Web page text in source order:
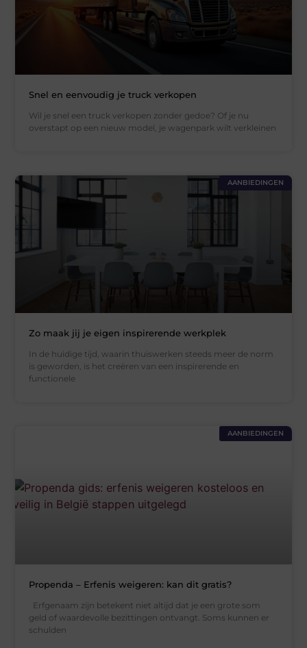
Snel en eenvoudig je truck verkopen
Wil je snel een truck verkopen zonder gedoe? Of je nu
overstapt op een nieuw model, je wagenpark wilt verkleinen
AANBIEDINGEN
Zo maak jij je eigen inspirerende werkplek
In de huidige tijd, waarin thuiswerken steeds meer de norm
is geworden, is het creëren van een inspirerende en
functionele
AANBIEDINGEN
Propenda – Erfenis weigeren: kan dit gratis?
Erfgenaam zijn betekent niet altijd dat je een grote som
geld of waardevolle bezittingen ontvangt. Soms kunnen er
schulden